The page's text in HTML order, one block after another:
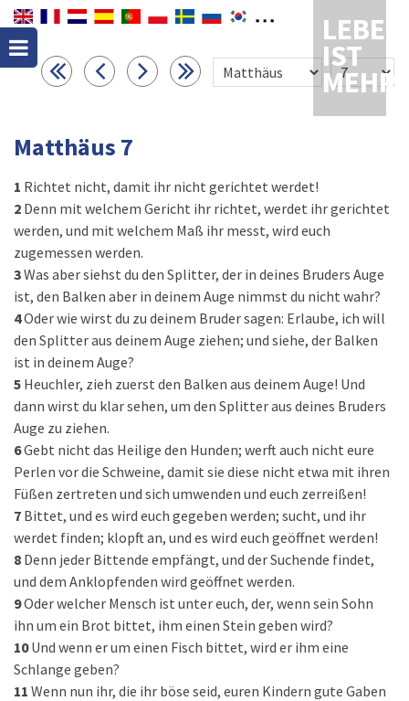
LEBEN
IST
MEHR
Matthäus 7
1 Richtet nicht, damit ihr nicht gerichtet werdet!
2 Denn mit welchem Gericht ihr richtet, werdet ihr gerichtet
werden, und mit welchem Maß ihr messt, wird euch
zugemessen werden.
3Was aber siehst du den Splitter, der in deines Bruders Auge
ist, den Balken aber in deinem Auge nimmst du nicht wahr?
4Oder wie wirst du zu deinem Bruder sagen: Erlaube, ich will
den Splitter aus deinem Auge ziehen; und siehe, der Balken
ist in deinem Auge?
5 Heuchler, zieh zuerst den Balken aus deinem Auge! Und
dann wirst du klar sehen, um den Splitter aus deines Bruders
Auge zu ziehen.
6Gebt nicht das Heilige den Hunden; werft auch nicht eure
Perlen vor die Schweine, damit sie diese nicht etwa mit ihren
Füßen zertreten und sich umwenden und euch zerreißen!
7 Bittet, und es wird euch gegeben werden; sucht, und ihr
werdet finden; klopft an, und es wird euch geöffnet werden!
8 Denn jeder Bittende empfängt, und der Suchende findet,
und dem Anklopfenden wird geöffnet werden.
9Oder welcher Mensch ist unter euch, der, wenn sein Sohn
ihn um ein Brot bittet, ihm einen Stein geben wird?
10 Und wenn er um einen Fisch bittet, wird er ihm eine
Schlange geben?
11 Wenn nun ihr, die ihr böse seid, euren Kindern gute Gaben